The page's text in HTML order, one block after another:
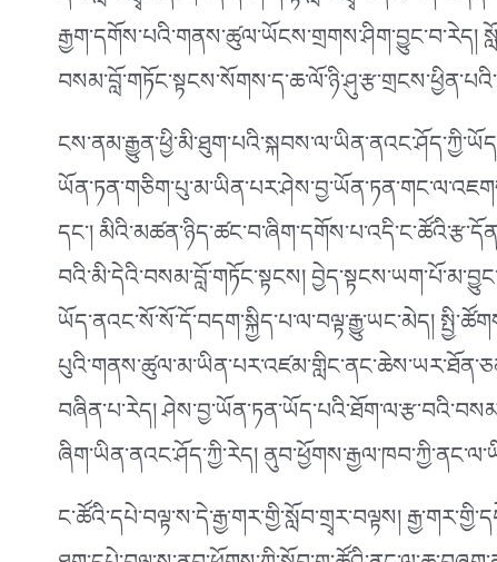
རྒྱག་དགོས་པའི་གནས་ཚུལ་ཡོངས་གྲགས་ཤིག་བྱུང་བ་རེད།
དང༌།
བའི་མི་དེའི་བསམ་བློ་གཏོང་སྟངས།
ཡོད་ནའང་སོ་སོ་དོ་བདག་སྐྱིད་པ་ལ་བལྟ་རྒྱུ་ཡང་མེད།
བཞིན་པ་རེད།
ཞིག་ཡིན་ནའང་ཤོད་ཀྱི་རེད།
ང་ཚོའི་དཔེ་བལྟ་ས་དེ་རྒྱ་གར་གྱི་སློབ་གྲྭར་བལྟས།